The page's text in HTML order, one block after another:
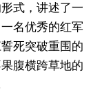
式，讲述了一
名优秀的红军
死突破重围的
腹横跨草地的